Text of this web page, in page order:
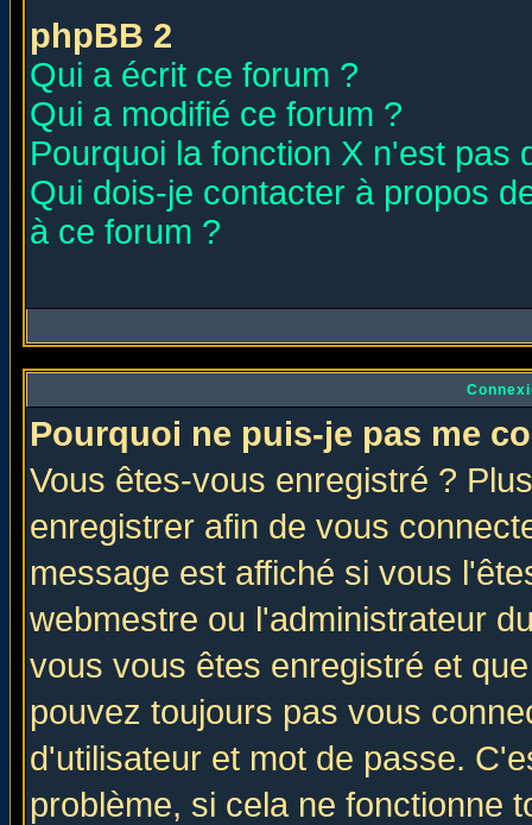
phpBB 2
Qui a écrit ce forum ?
Qui a modifié ce forum ?
Pourquoi la fonction X n'est pas
Qui dois-je contacter à propos
à ce forum ?
Pourquoi ne puis-je pas me
Vous êtes-vous enregistré ?
enregistrer afin de vous
message est affiché si vous
webmestre ou l'administrateur
vous vous êtes enregistré et
pouvez toujours pas vous
d'utilisateur et mot de passe.
problème, si cela ne fonctionne